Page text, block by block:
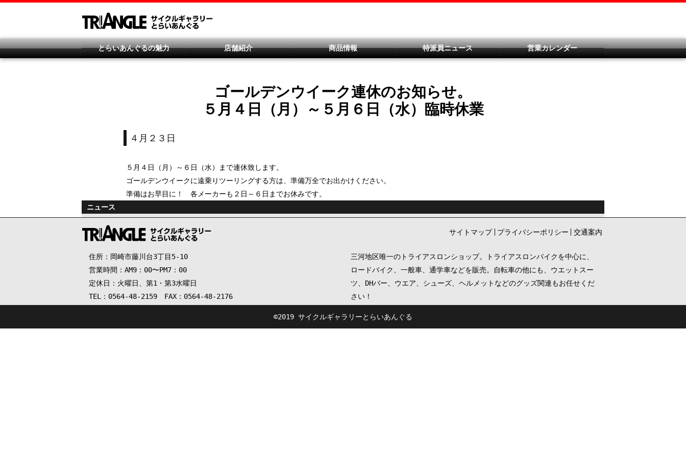
とらいあんぐるの魅力 店舗紹介 商品情報 特派員ニュース 営業カレンダー
ゴールデンウイーク連休のお知らせ。
５月４日（月）～５月６日（水）臨時休業
４月２３日
５月４日（月）～６日（水）まで連休致します。
ゴールデンウイークに遠乗りツーリングする方は、準備万全でお出かけください。
準備はお早目に！ 各メーカーも２日～６日までお休みです。
ニュース
サイトマップ プライバシーポリシー 交通案内
住所：岡崎市藤川台3丁目5-10
営業時間：AM9：00〜PM7：00
定休日：火曜日、第1・第3水曜日
TEL：0564-48-2159 FAX：0564-48-2176
三河地区唯一のトライアスロンショップ。トライアスロンバイクを中心に、
ロードバイク、一般車、通学車などを販売。自転車の他にも、ウエットスー
ツ、DHバー、ウエア、シューズ、ヘルメットなどのグッズ関連もお任せくだ
さい！
©︎2019 サイクルギャラリーとらいあんぐる